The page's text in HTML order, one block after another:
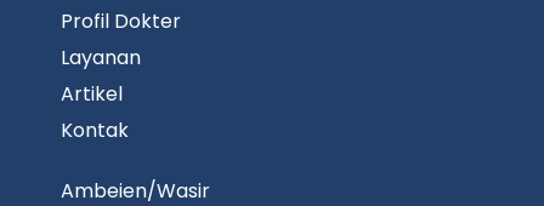
Profil Dokter
Layanan
Artikel
Kontak
Ambeien/Wasir